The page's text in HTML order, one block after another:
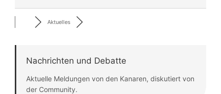
Aktuelles
Nachrichten und Debatte
Aktuelle Meldungen von den Kanaren, diskutiert von
der Community.